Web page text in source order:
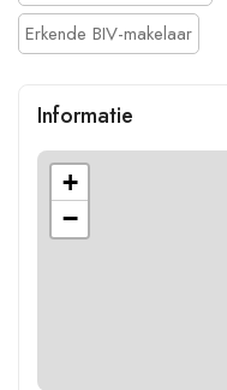
Erkende BIV-makelaar
Informatie
+
−